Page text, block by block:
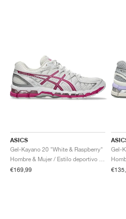
ASICS
Gel-Kayano 20 "White & Raspberry"
€169,99
Gel-